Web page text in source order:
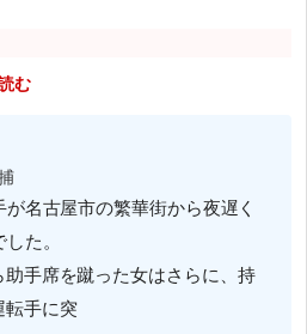
む
名古屋市の繁華街から夜遅く
た。
手席を蹴った女はさらに、持
転手に突